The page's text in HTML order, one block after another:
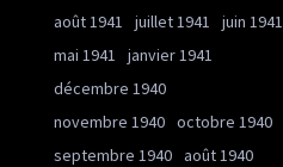
août 1941
juillet 1941
juin 1941
mai 1941
janvier 1941
décembre 1940
novembre 1940 octobre 1940
septembre 1940 août 1940